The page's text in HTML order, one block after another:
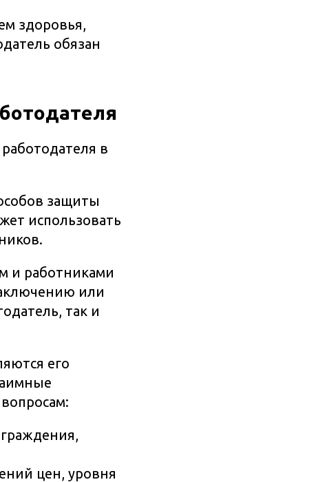
здоровья,
обязан
в
защиты
использовать
и работниками
или
так и
его
цен, уровня